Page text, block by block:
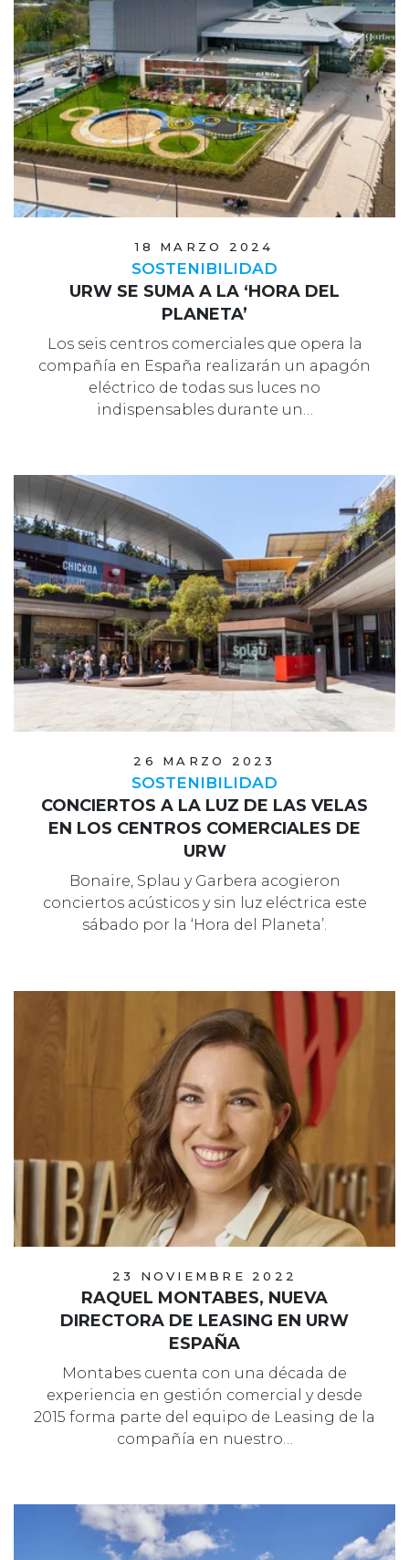
18 MARZO 2024
SOSTENIBILIDAD
URW SE SUMA A LA ‘HORA DEL
PLANETA’
Los seis centros comerciales que opera la
compañía en España realizarán un apagón
eléctrico de todas sus luces no
indispensables durante un…
26 MARZO 2023
SOSTENIBILIDAD
CONCIERTOS A LA LUZ DE LAS VELAS
EN LOS CENTROS COMERCIALES DE
URW
Bonaire, Splau y Garbera acogieron
conciertos acústicos y sin luz eléctrica este
sábado por la ‘Hora del Planeta’.
23 NOVIEMBRE 2022
RAQUEL MONTABES, NUEVA
DIRECTORA DE LEASING EN URW
ESPAÑA
Montabes cuenta con una década de
experiencia en gestión comercial y desde
2015 forma parte del equipo de Leasing de la
compañía en nuestro…